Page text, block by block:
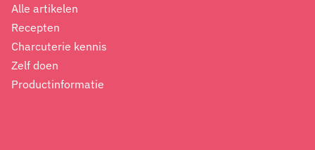
Alle artikelen
Recepten
Charcuterie kennis
Zelf doen
Productinformatie